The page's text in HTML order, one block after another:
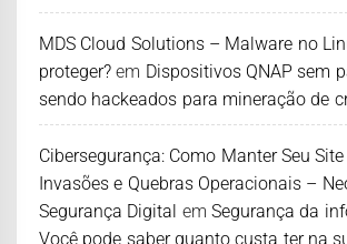
MDS Cloud Solutions – Malware no
proteger? em Dispositivos QNAP sem
sendo hackeados para mineração de
Cibersegurança: Como Manter Seu
Invasões e Quebras Operacionais –
Segurança Digital em Segurança da
Você pode saber quanto custa ter na